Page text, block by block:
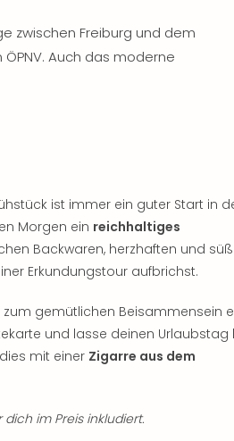
zwischen Freiburg und dem
Auch das moderne
ist immer ein guter Start in
Morgen ein reichhaltiges
Backwaren, herzhaften und
Erkundungstour aufbrichst.
zum gemütlichen Beisammensein
und lasse deinen Urlaubstag
mit einer Zigarre aus dem
im Preis inkludiert.